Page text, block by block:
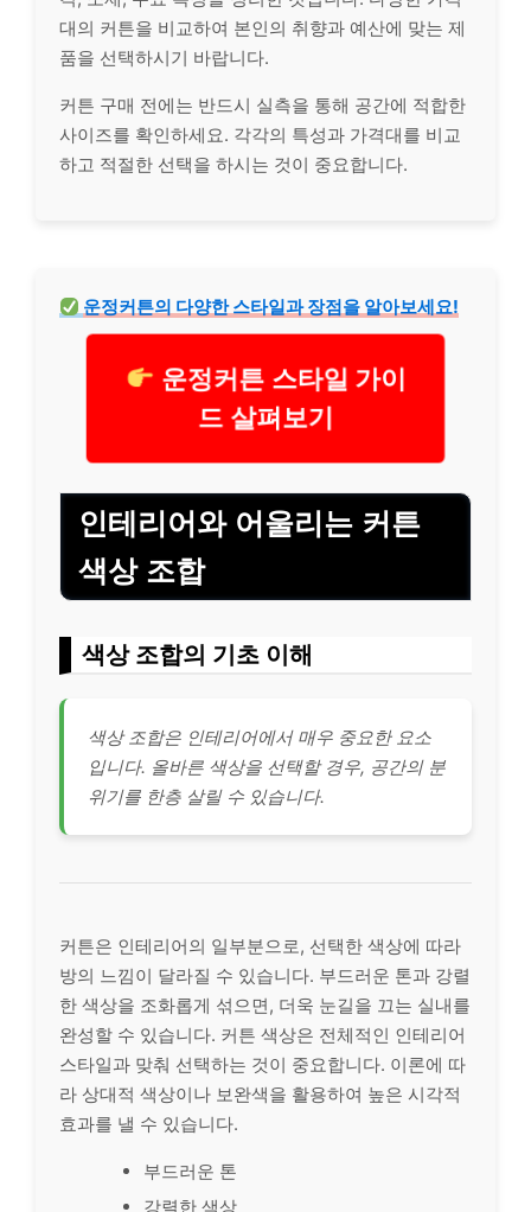
대의 커튼을 비교하여 본인의 취향과 예산에 맞는 제
품을 선택하시기 바랍니다.
커튼 구매 전에는 반드시 실측을 통해 공간에 적합한
사이즈를 확인하세요. 각각의 특성과 가격대를 비교
하고 적절한 선택을 하시는 것이 중요합니다.
운정커튼의 다양한 스타일과 장점을 알아보세요!
운정커튼 스타일 가이
드 살펴보기
인테리어와 어울리는 커튼
색상 조합
색상 조합의 기초 이해
색상 조합은 인테리어에서 매우 중요한 요소
입니다. 올바른 색상을 선택할 경우, 공간의 분
위기를 한층 살릴 수 있습니다.
커튼은 인테리어의 일부분으로, 선택한 색상에 따라
방의 느낌이 달라질 수 있습니다. 부드러운 톤과 강렬
한 색상을 조화롭게 섞으면, 더욱 눈길을 끄는 실내를
완성할 수 있습니다. 커튼 색상은 전체적인 인테리어
스타일과 맞춰 선택하는 것이 중요합니다. 이론에 따
라 상대적 색상이나 보완색을 활용하여 높은 시각적
효과를 낼 수 있습니다.
부드러운 톤
강렬한 색상